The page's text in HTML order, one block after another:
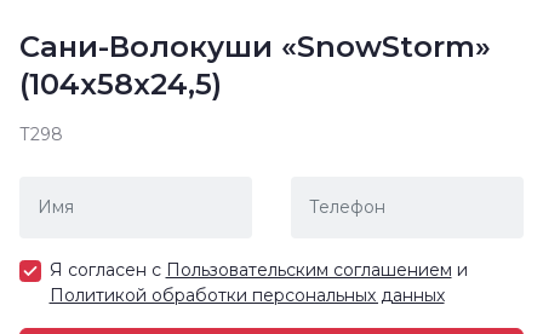
Сани-Волокуши «SnowStorm»
(104х58х24,5)
Т298
Я согласен с Пользовательским соглашением и
Политикой обработки персональных данных